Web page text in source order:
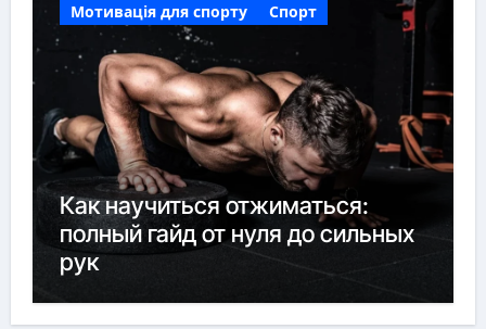
Мотивація для спорту Спорт
Как научиться отжиматься:
полный гайд от нуля до сильных
рук